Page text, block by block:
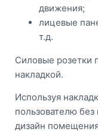
движения;
лицевые
т.д.
Силовые розетки
накладкой.
Используя
пользователю
дизайн